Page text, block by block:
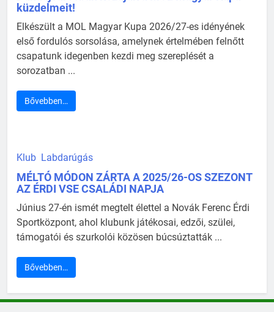
küzdelmeit!
Elkészült a MOL Magyar Kupa 2026/27-es idényének
első fordulós sorsolása, amelynek értelmében felnőtt
csapatunk idegenben kezdi meg szereplését a
sorozatban ...
Bővebben…
Klub Labdarúgás
MÉLTÓ MÓDON ZÁRTA A 2025/26-OS SZEZONT
AZ ÉRDI VSE CSALÁDI NAPJA
Június 27-én ismét megtelt élettel a Novák Ferenc Érdi
Sportközpont, ahol klubunk játékosai, edzői, szülei,
támogatói és szurkolói közösen búcsúztatták ...
Bővebben…